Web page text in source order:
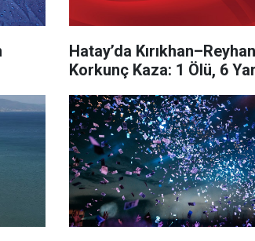
Hatay’da
Korkunç Kaza: 1 Ölü, 6